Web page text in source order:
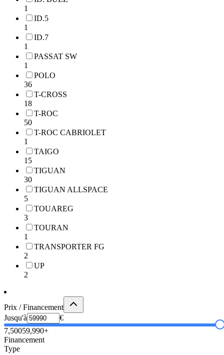
1
ID.5
1
ID.7
1
PASSAT SW
1
POLO
36
T-CROSS
18
T-ROC
50
T-ROC CABRIOLET
1
TAIGO
15
TIGUAN
30
TIGUAN ALLSPACE
5
TOUAREG
3
TOURAN
1
TRANSPORTER FG
2
UP
2
Prix / Financement
Jusqu'à
€
7,50059,990+
Financement
Type